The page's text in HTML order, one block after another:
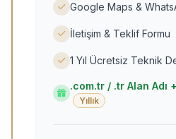
Google Maps &
İletişim & Teklif Formu
1 Yıl Ücretsiz Teknik
.com.tr / .tr Alan Adı
Yıllık